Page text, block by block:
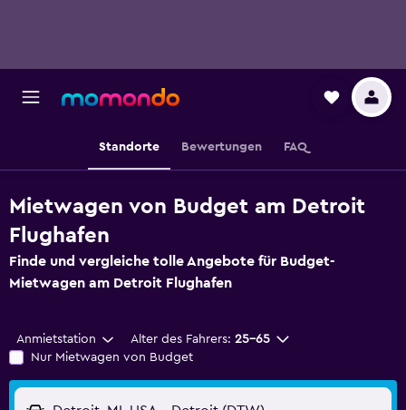
Standorte Bewertungen FAQ
Mietwagen von Budget am Detroit
Flughafen
Finde und vergleiche tolle Angebote für Budget-
Mietwagen am Detroit Flughafen
Anmietstation Alter des Fahrers: 25-65
Nur Mietwagen von Budget